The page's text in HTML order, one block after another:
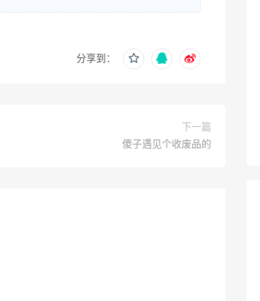
分享到：
下一篇
傻子遇见个收废品的